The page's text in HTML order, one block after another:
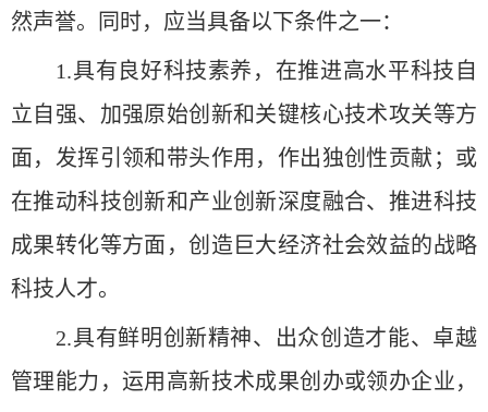
然声誉。同时，应当具备以下条件之一：
1.具有良好科技素养，在推进高水平科技自
立自强、加强原始创新和关键核心技术攻关等方
面，发挥引领和带头作用，作出独创性贡献；或
在推动科技创新和产业创新深度融合、推进科技
成果转化等方面，创造巨大经济社会效益的战略
科技人才。
2.具有鲜明创新精神、出众创造才能、卓越
管理能力，运用高新技术成果创办或领办企业，